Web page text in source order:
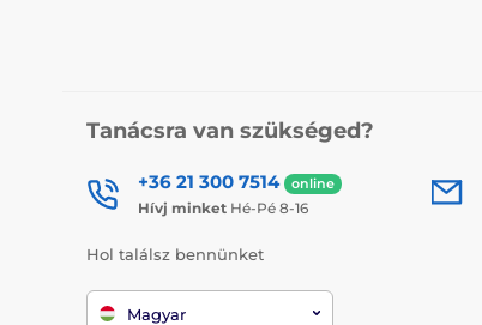
Tanácsra van szükséged?
+36 21 300 7514 online
Hívj minket Hé-Pé 8-16
Hol találsz bennünket
Magyar